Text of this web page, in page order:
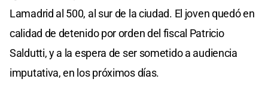
Lamadrid al 500, al sur de la ciudad. El joven quedó en
calidad de detenido por orden del fiscal Patricio
Saldutti, y a la espera de ser sometido a audiencia
imputativa, en los próximos días.